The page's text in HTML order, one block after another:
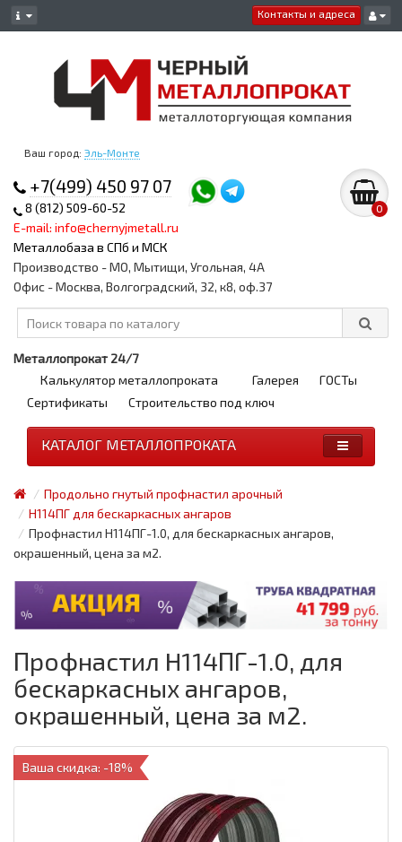
Контакты и адреса
Ваш город: Эль-Монте
+7(499) 450 97 07
8 (812) 509-60-52
E-mail: info@chernyjmetall.ru
Металлобаза в СПб и МСК
0
Производство - МО, Мытищи, Угольная, 4А
Офис - Москва, Волгоградский, 32, к8, оф.37
Металлопрокат 24/7
Калькулятор металлопроката
Галерея
ГОСТы
Сертификаты
Строительство под ключ
КАТАЛОГ МЕТАЛЛОПРОКАТА
Продольно гнутый профнастил арочный
Н114ПГ для бескаркасных ангаров
Профнастил H114ПГ-1.0, для бескаркасных ангаров,
окрашенный, цена за м2.
Профнастил H114ПГ-1.0, для
бескаркасных ангаров,
окрашенный, цена за м2.
Ваша скидка: -18%